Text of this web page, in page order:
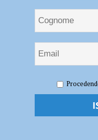
(Fratelli d’Italia): “Con
Bignami (Fratelli